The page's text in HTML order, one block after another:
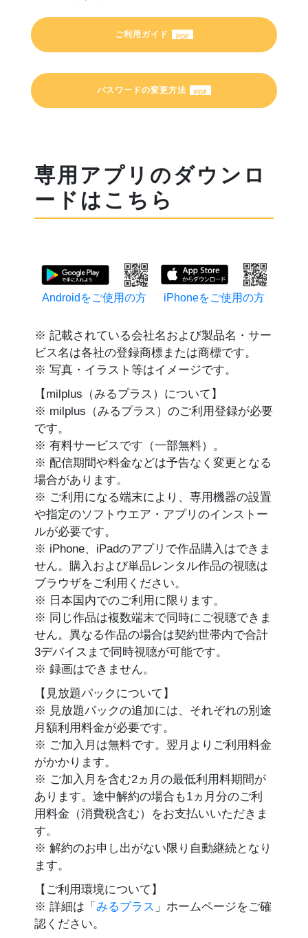
ご利用ガイド
パスワードの変更方法
専用アプリのダウンロ
ードはこちら
Androidをご使用の方 iPhoneをご使用の方
※ 記載されている会社名および製品名・サー
ビス名は各社の登録商標または商標です。
※ 写真・イラスト等はイメージです。
【milplus（みるプラス）について】
※ milplus（みるプラス）のご利用登録が必要
です。
※ 有料サービスです（一部無料）。
※ 配信期間や料金などは予告なく変更となる
場合があります。
※ ご利用になる端末により、専用機器の設置
や指定のソフトウエア・アプリのインストー
ルが必要です。
※ iPhone、iPadのアプリで作品購入はできま
せん。購入および単品レンタル作品の視聴は
ブラウザをご利用ください。
※ 日本国内でのご利用に限ります。
※ 同じ作品は複数端末で同時にご視聴できま
せん。異なる作品の場合は契約世帯内で合計
3デバイスまで同時視聴が可能です。
※ 録画はできません。
【見放題パックについて】
※ 見放題パックの追加には、それぞれの別途
月額利用料金が必要です。
※ ご加入月は無料です。翌月よりご利用料金
がかかります。
※ ご加入月を含む2ヵ月の最低利用料期間が
あります。途中解約の場合も1ヵ月分のご利
用料金（消費税含む）をお支払いいただきま
す。
※ 解約のお申し出がない限り自動継続となり
ます。
【ご利用環境について】
※ 詳細は「 みるプラス 」ホームページをご確
認ください。